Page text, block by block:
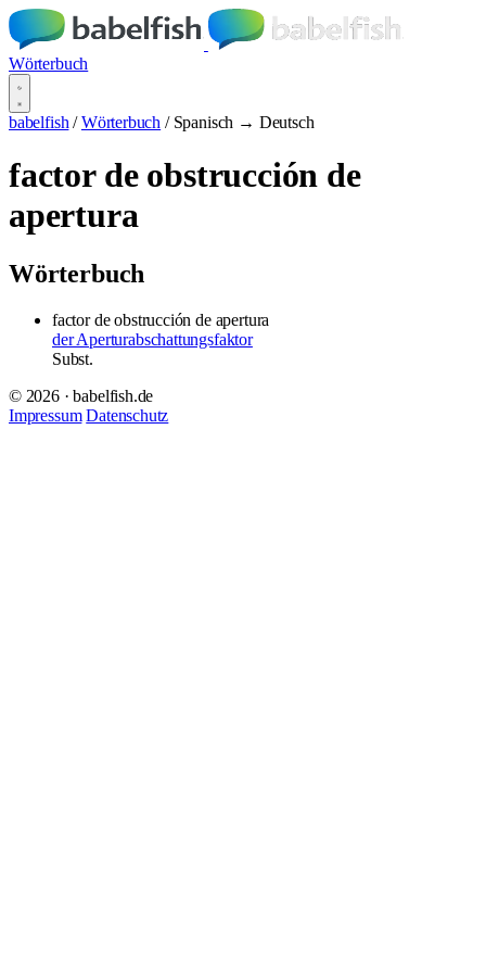
Wörterbuch
babelfish / Wörterbuch / Spanisch → Deutsch
factor de obstrucción de
apertura
Wörterbuch
factor de obstrucción de apertura
der Aperturabschattungsfaktor
Subst.
© 2026 · babelfish.de
Impressum Datenschutz